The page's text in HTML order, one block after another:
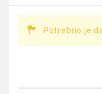
Potrebno je